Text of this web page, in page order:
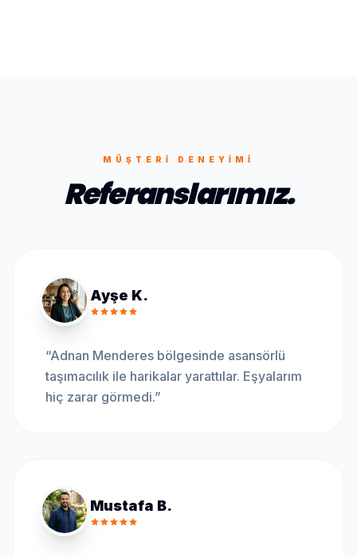
MÜŞTERI DENEYIMI
Referanslarımız.
Ayşe K.
“Adnan Menderes bölgesinde asansörlü
taşımacılık ile harikalar yarattılar. Eşyalarım
hiç zarar görmedi.”
Mustafa B.